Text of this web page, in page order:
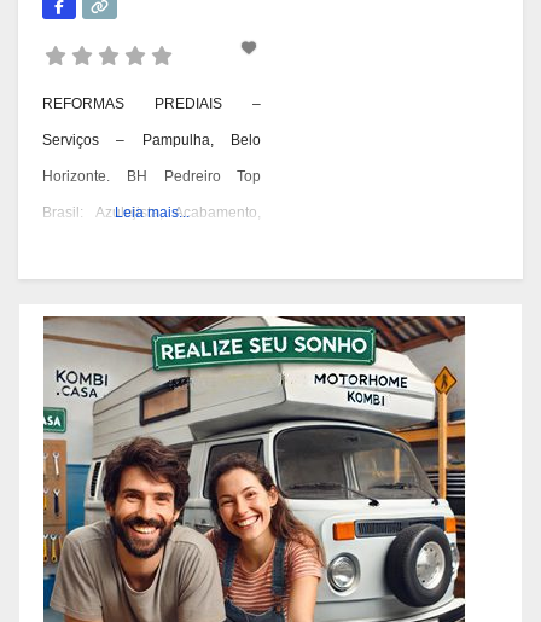
REFORMAS PREDIAIS –
Serviços – Pampulha, Belo
Horizonte. BH Pedreiro Top
Brasil: Azulejista, Acabamento,
Construções e OAC. Pedreiro:
Geral, Azulejista, Acabamento,
Alvenaria, Reformas,
Construções, Manutenção e
OAC! Quando você pensa em
Pedreiro, imagina aquele
profissional que faz tudo
relacionado à construção?
Acontece que atualmente os
pedreiros se especializaram em
Leia mais...